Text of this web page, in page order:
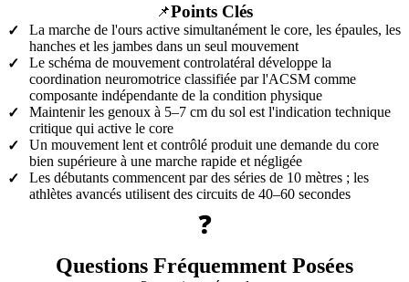
📌Points Clés
✓
La marche de l'ours active simultanément le core, les épaules, les
hanches et les jambes dans un seul mouvement
✓
Le schéma de mouvement controlatéral développe la
coordination neuromotrice classifiée par l'ACSM comme
composante indépendante de la condition physique
✓
Maintenir les genoux à 5–7 cm du sol est l'indication technique
critique qui active le core
✓
Un mouvement lent et contrôlé produit une demande du core
bien supérieure à une marche rapide et négligée
✓
Les débutants commencent par des séries de 10 mètres ; les
athlètes avancés utilisent des circuits de 40–60 secondes
❓
Questions Fréquemment Posées